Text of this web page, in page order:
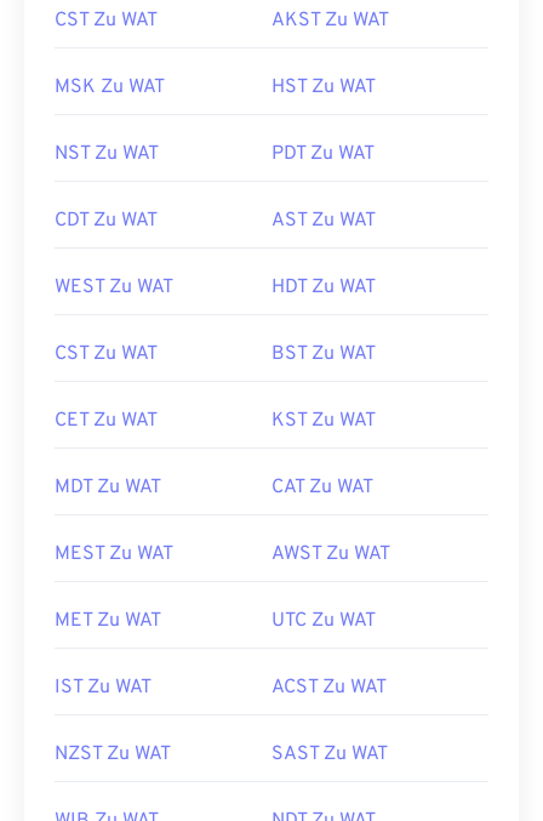
CST Zu WAT AKST Zu WAT
MSK Zu WAT HST Zu WAT
NST Zu WAT PDT Zu WAT
CDT Zu WAT AST Zu WAT
WEST Zu WAT HDT Zu WAT
CST Zu WAT BST Zu WAT
CET Zu WAT KST Zu WAT
MDT Zu WAT CAT Zu WAT
MEST Zu WAT AWST Zu WAT
MET Zu WAT UTC Zu WAT
IST Zu WAT ACST Zu WAT
NZST Zu WAT SAST Zu WAT